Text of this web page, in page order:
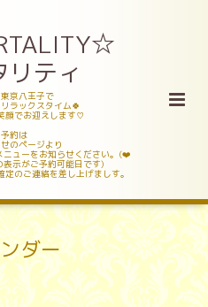
リティ
京八王子で
ラックスタイム🍀
顔でお迎えします♡
約は
のページより
ニューをお知らせください。(❤️
表示がご予約可能日です)
のご連絡を差し上げましす。
ダー